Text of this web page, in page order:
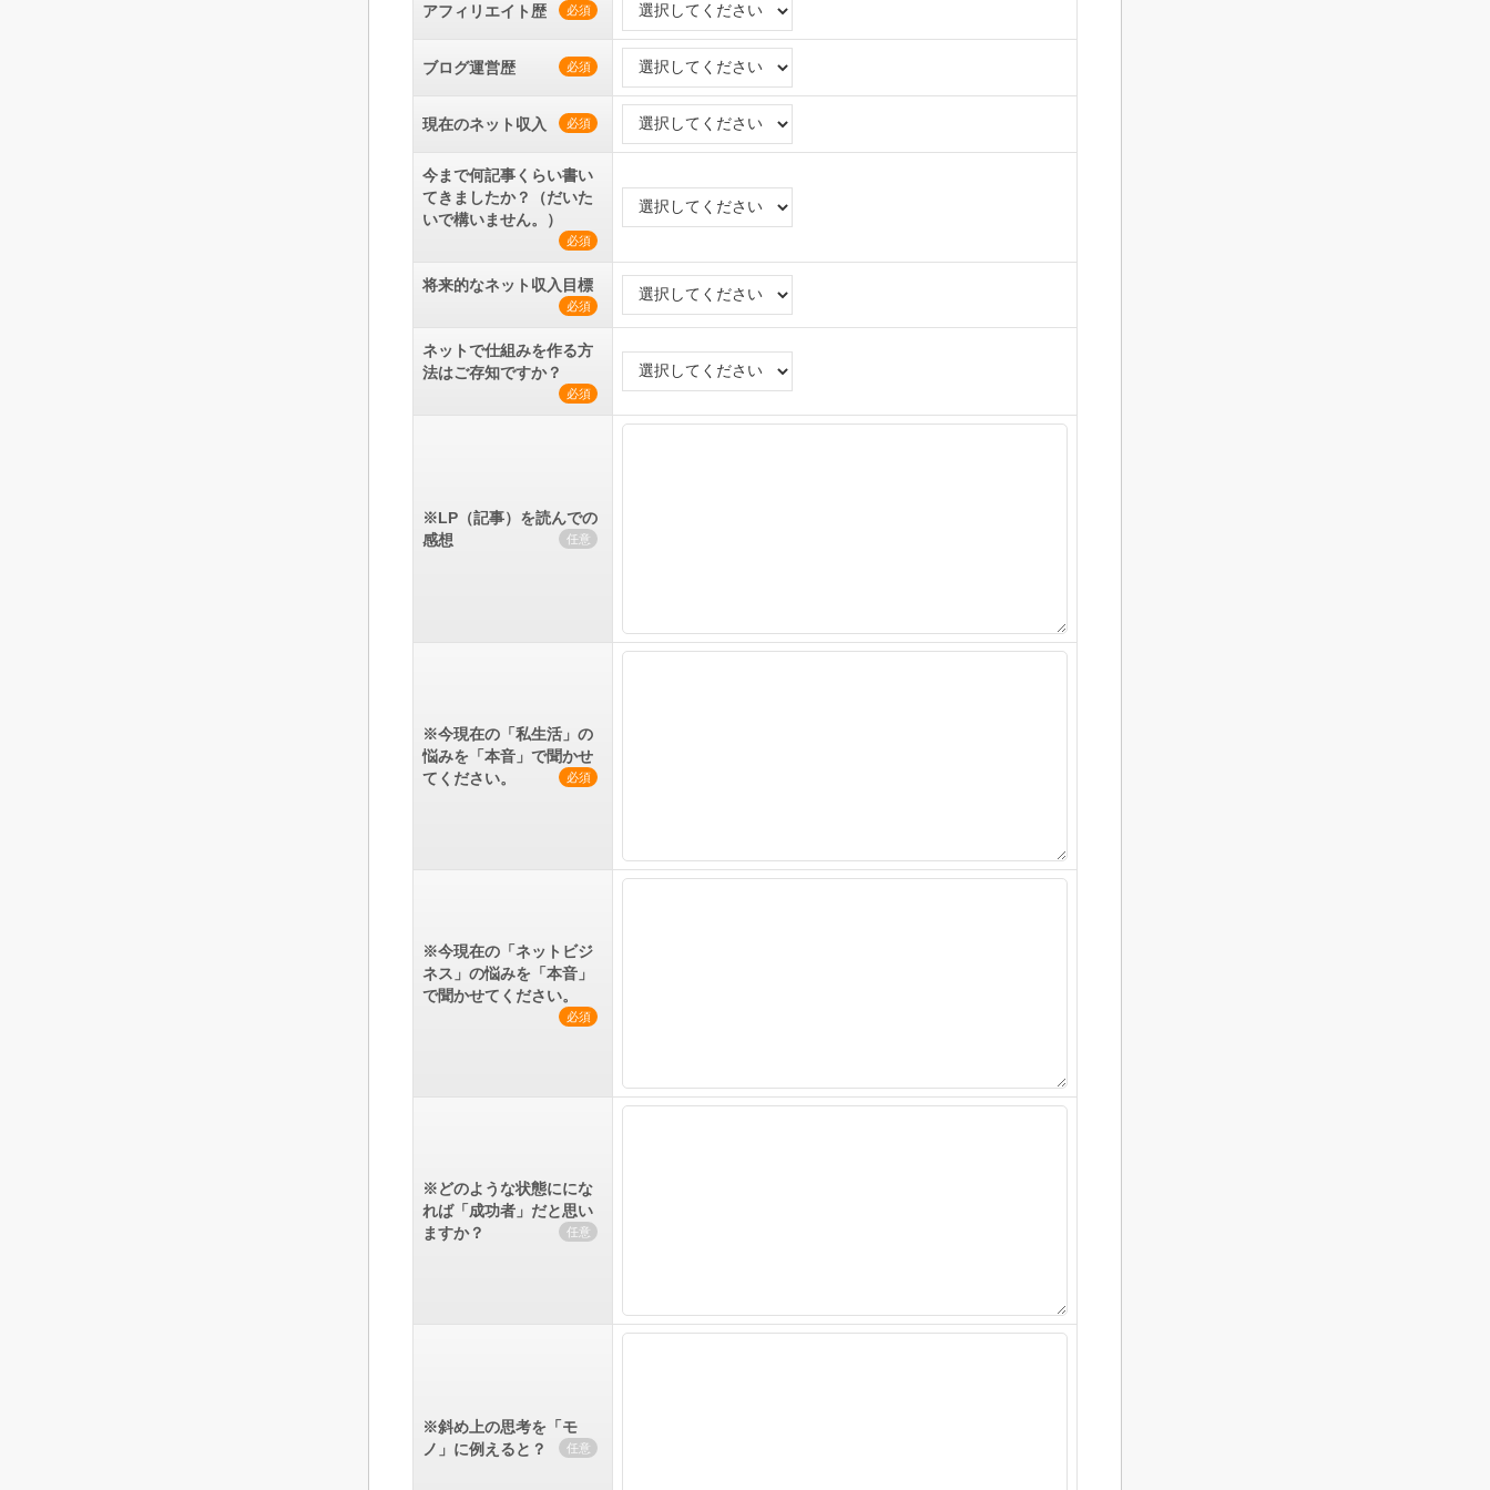
アフィリエイト歴 必須
ブログ運営歴 必須
現在のネット収入 必須
今まで何記事くらい書い
てきましたか？（だいた
いで構いません。）
必須
将来的なネット収入目標
必須
ネットで仕組みを作る方
法はご存知ですか？
必須
※LP（記事）を読んでの
感想
任意
※今現在の「私生活」の
悩みを「本音」で聞かせ
てください。
必須
※今現在の「ネットビジ
ネス」の悩みを「本音」
で聞かせてください。
必須
※どのような状態ににな
れば「成功者」だと思い
ますか？
任意
※斜め上の思考を「モ
ノ」に例えると？
任意